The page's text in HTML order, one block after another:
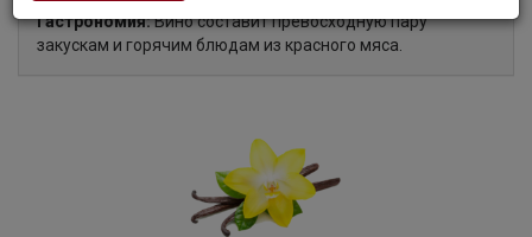
Гастрономия:Вино составит превосходную пару
закускам и горячим блюдам из красного мяса.